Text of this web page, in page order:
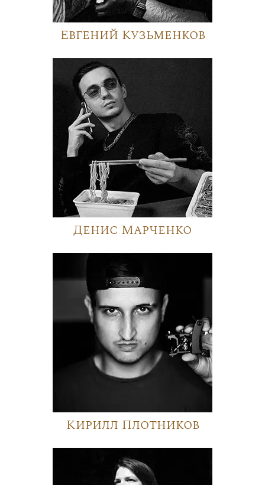
Евгений Кузьменков
Денис Марченко
Кирилл Плотников